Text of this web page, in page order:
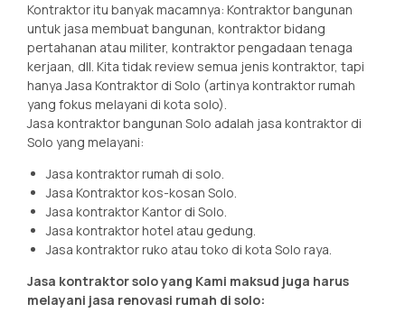
Kontraktor itu banyak macamnya: Kontraktor bangunan
untuk jasa membuat bangunan, kontraktor bidang
pertahanan atau militer, kontraktor pengadaan tenaga
kerjaan, dll. Kita tidak review semua jenis kontraktor, tapi
hanya Jasa Kontraktor di Solo (artinya kontraktor rumah
yang fokus melayani di kota solo).
Jasa kontraktor bangunan Solo adalah jasa kontraktor di
Solo yang melayani:
Jasa kontraktor rumah di solo.
Jasa Kontraktor kos-kosan Solo.
Jasa kontraktor Kantor di Solo.
Jasa kontraktor hotel atau gedung.
Jasa kontraktor ruko atau toko di kota Solo raya.
Jasa kontraktor solo yang Kami maksud juga harus
melayani jasa renovasi rumah di solo: